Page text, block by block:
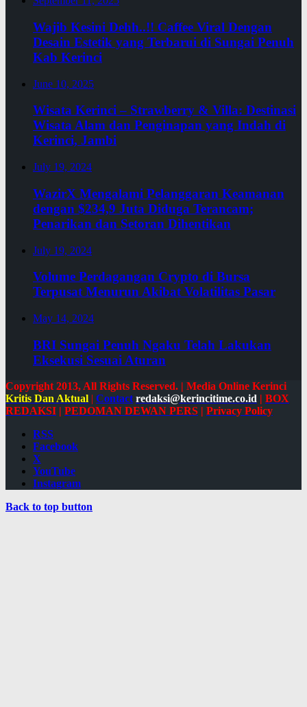
Wajib Kesini Dehh..!! Caffee Viral Dengan
Desain Estetik yang Terbarui di Sungai Penuh
Kab Kerinci
June 10, 2025
Wisata Kerinci – Strawberry & Villa: Destinasi
Wisata Alam dan Penginapan yang Indah di
Kerinci, Jambi
July 19, 2024
WazirX Mengalami Pelanggaran Keamanan
dengan $234,9 Juta Diduga Terancam;
Penarikan dan Setoran Dihentikan
July 19, 2024
Volume Perdagangan Crypto di Bursa
Terpusat Menurun Akibat Volatilitas Pasar
May 14, 2024
BRI Sungai Penuh Ngaku Telah Lakukan
Eksekusi Sesuai Aturan
Copyright 2013, All Rights Reserved. | Media Online Kerinci
Kritis Dan Aktual
Contact redaksi@kerincitime.co.id
BOX
REDAKSI
PEDOMAN DEWAN PERS
Privacy Policy
RSS
Facebook
X
YouTube
Instagram
Back to top button